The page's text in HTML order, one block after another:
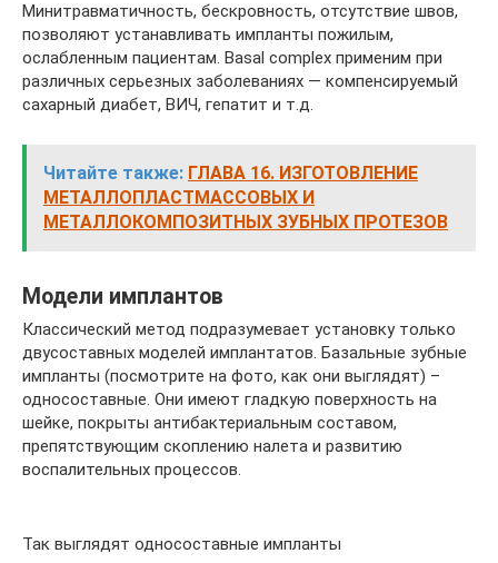
Минитравматичность, бескровность, отсутствие швов,
позволяют устанавливать импланты пожилым,
ослабленным пациентам. Basal complex применим при
различных серьезных заболеваниях — компенсируемый
сахарный диабет, ВИЧ, гепатит и т.д.
Читайте также: ГЛАВА 16. ИЗГОТОВЛЕНИЕ
МЕТАЛЛОПЛАСТМАССОВЫХ И
МЕТАЛЛОКОМПОЗИТНЫХ ЗУБНЫХ ПРОТЕЗОВ
Модели имплантов
Классический метод подразумевает установку только
двусоставных моделей имплантатов. Базальные зубные
импланты (посмотрите на фото, как они выглядят) –
односоставные. Они имеют гладкую поверхность на
шейке, покрыты антибактериальным составом,
препятствующим скоплению налета и развитию
воспалительных процессов.
Так выглядят односоставные импланты